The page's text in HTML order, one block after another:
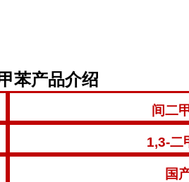
苯产品介绍
间二
1,3-二
国